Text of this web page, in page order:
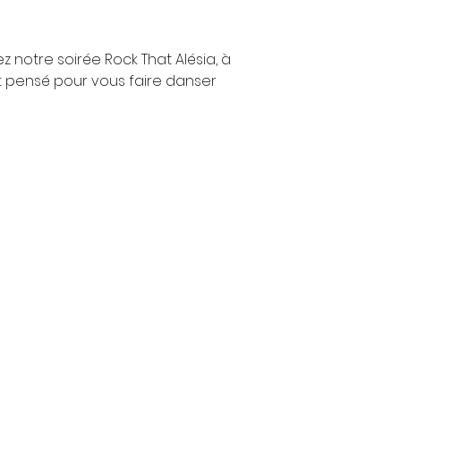
soirée Rock That Alésia, à
pensé pour vous faire danser